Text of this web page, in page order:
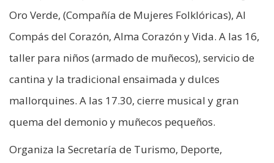
Oro Verde, (Compañía de Mujeres Folklóricas), Al
Compás del Corazón, Alma Corazón y Vida. A las 16,
taller para niños (armado de muñecos), servicio de
cantina y la tradicional ensaimada y dulces
mallorquines. A las 17.30, cierre musical y gran
quema del demonio y muñecos pequeños.
Organiza la Secretaría de Turismo, Deporte,